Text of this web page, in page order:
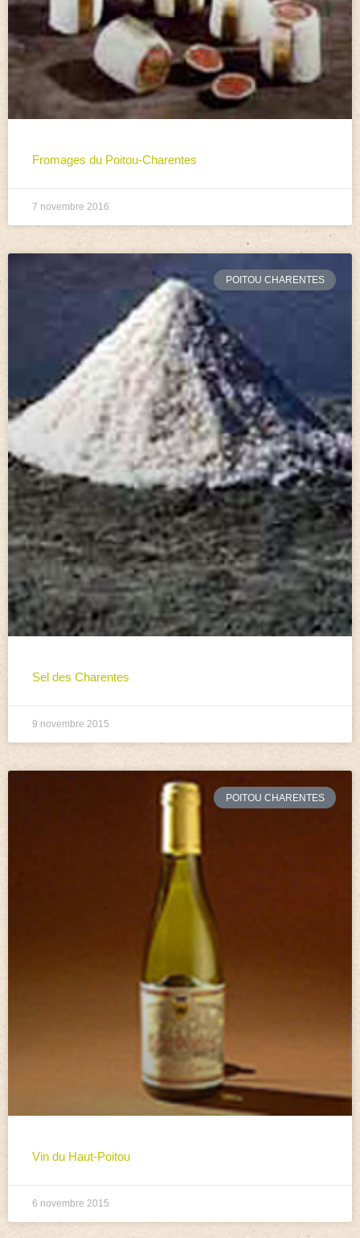
Fromages du Poitou-Charentes
7 novembre 2016
POITOU CHARENTES
Sel des Charentes
9 novembre 2015
POITOU CHARENTES
Vin du Haut-Poitou
6 novembre 2015